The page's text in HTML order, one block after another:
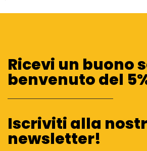
Ricevi un buono
benvenuto del
Iscriviti alla
newsletter!